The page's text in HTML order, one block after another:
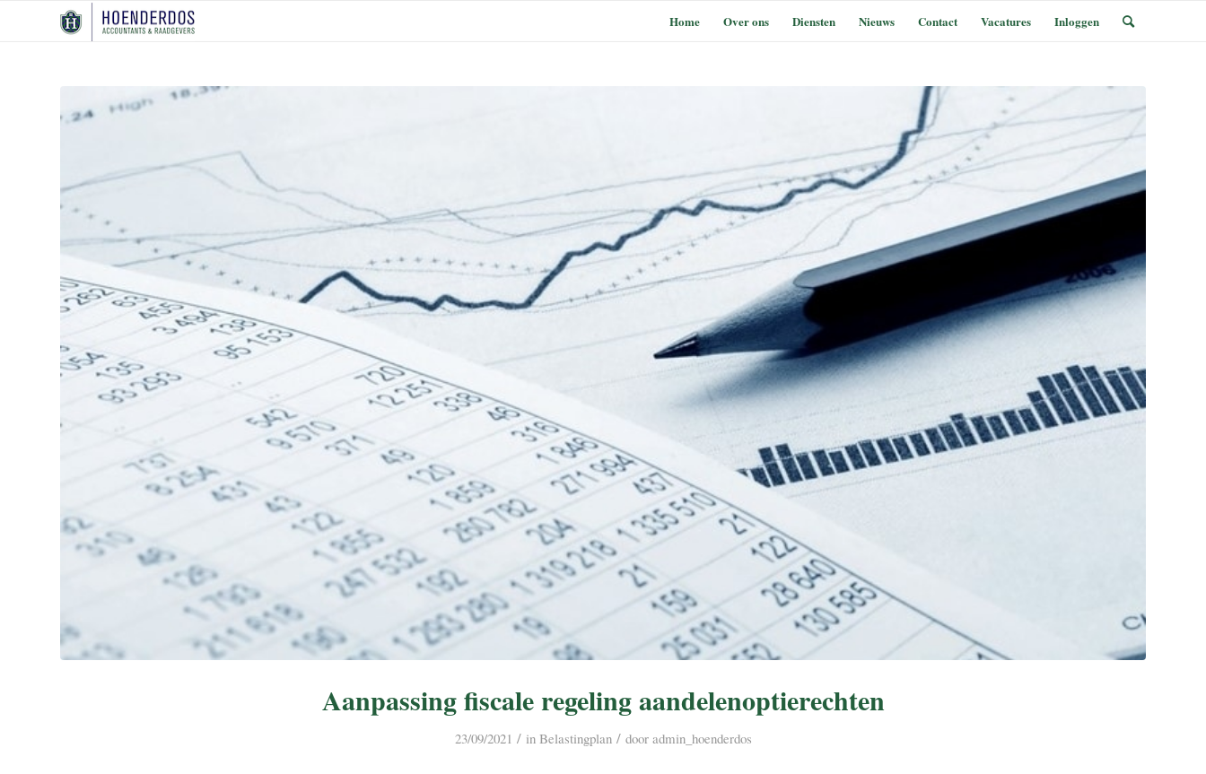
Home Over ons Diensten Nieuws Contact Vacatures Inloggen
Aanpassing fiscale regeling aandelenoptierechten
23/09/2021 / in Belastingplan / door admin_hoenderdos